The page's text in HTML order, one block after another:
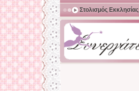
Στολισμός Εκκλησίας